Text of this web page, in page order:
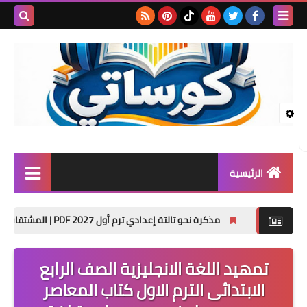
الرئيسية
المرحلة الثانوية
تأسيس حضانة
مذكرة نحو تالتة إعدادي ترم أول 2027 PDF | المشتقات واسم الفاعل والمفعول وتدريبات الامتحان
تمهيد اللغة الانجليزية الصف الرابع
الابتدائى الترم الاول كتاب المعاصر